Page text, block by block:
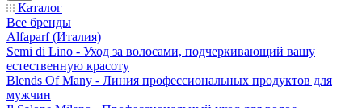
Каталог
Все бренды
Alfaparf (Италия)
Semi di Lino - Уход за волосами, подчеркивающий вашу
естественную красоту
Blends Of Many - Линия профессиональных продуктов для
мужчин